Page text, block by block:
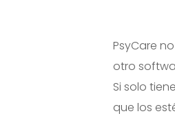
PsyCare
otro
Si solo
que los